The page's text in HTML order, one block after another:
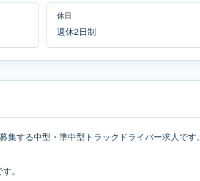
休日
週休2日制
集する中型・準中型トラックドライバー求人です。
。